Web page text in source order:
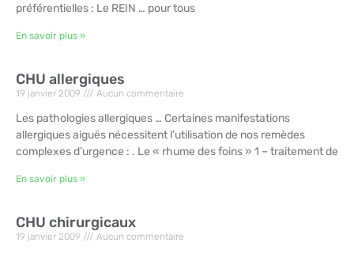
préférentielles : Le REIN … pour tous
En savoir plus »
CHU allergiques
19 janvier 2009 Aucun commentaire
Les pathologies allergiques … Certaines manifestations
allergiques aiguës nécessitent l’utilisation de nos remèdes
complexes d’urgence : . Le « rhume des foins » 1 – traitement de
En savoir plus »
CHU chirurgicaux
19 janvier 2009 Aucun commentaire